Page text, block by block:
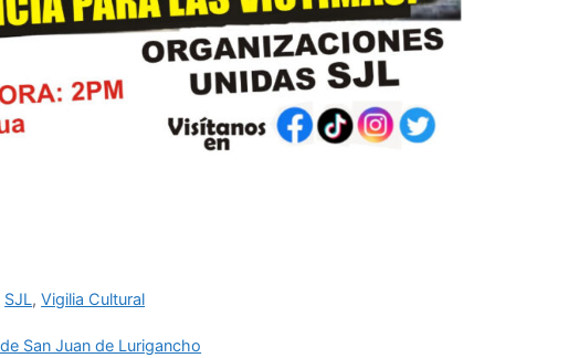
SJL,Vigilia Cultural
San Juan de Lurigancho